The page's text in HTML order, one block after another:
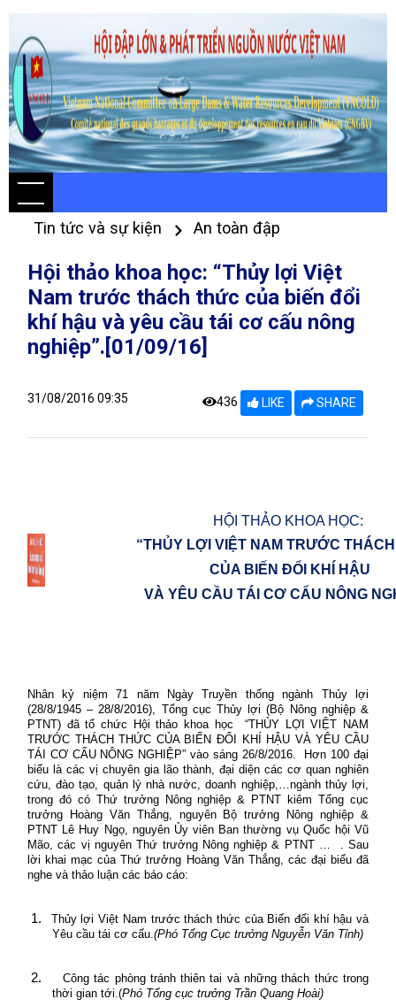
Tin tức và sự kiện An toàn đập
Hội thảo khoa học: “Thủy lợi Việt
Nam trước thách thức của biến đổi
khí hậu và yêu cầu tái cơ cấu nông
nghiệp”.[01/09/16]
31/08/2016 09:35 436 LIKE SHARE
HỘI THẢO KHOA HỌC:
“THỦY LỢI VIỆT NAM TRƯỚC
CỦA BIẾN ĐỔI KHÍ HẬU
VÀ YÊU CẦU TÁI CƠ CẤU NÔNG
Nhân kỷ niệm 71 năm Ngày Truyền thống ngành Thủy lợi
(28/8/1945 – 28/8/2016), Tổng cục Thủy lợi (Bộ Nông nghiệp &
PTNT) đã tổ chức Hội thảo khoa học
“THỦY LỢI VIỆT NAM
TRƯỚC THÁCH THỨC CỦA BIẾN ĐỔI KHÍ HẬU VÀ YÊU CẦU
TÁI CƠ CẤU NÔNG NGHIỆP” vào sáng 26/8/2016.
Hơn 100đại
biểu là các vị chuyên gia lão thành, đại diện các cơ quan nghiên
cứu, đào tạo, quản lý nhà nước, doanh nghiệp,…ngành thủy lợi,
trong đó có Thứ trưởng Nông nghiệp & PTNT kiêm Tổng cục
trưởng Hoàng Văn Thắng, nguyên Bộ trưởng Nông nghiệp &
PTNT Lê Huy Ngọ, nguyên Ủy viên Ban thường vụ Quốc hội Vũ
Mão, các vị nguyên Thứ trưởng Nông nghiệp & PTNT …
. Sau
lời khai mạc của Thứ trưởng Hoàng Văn Thắng, các đại biểu đã
nghe và thảo luận các báo cáo:
1.
Thủy lợi Việt Nam trước thách thức của Biến đổi khí hậu và
Yêu cầu tái cơ cấu. (Phó Tổng Cục trưởng Nguyễn Văn Tỉnh)
2.
Công tác phòng tránh thiên tai và những thách thức trong
thời gian tới.(Phó Tổng cục trưởng Trần Quang Hoài)